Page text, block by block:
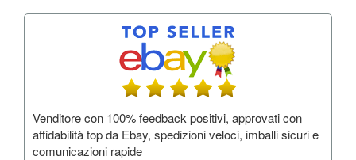
Venditore con 100% feedback positivi, approvati con
affidabilità top da Ebay, spedizioni veloci, imballi sicuri e
comunicazioni rapide